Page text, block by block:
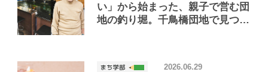
い」から始まった、親子で営む団
地の釣り堀。千鳥橋団地で見つけ
2026.06.29